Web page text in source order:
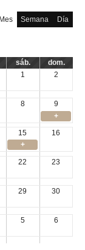
Mes Semana Día
sáb.
dom.
1 2
8
9
+
15
16
+
22 23
29 30
5 6